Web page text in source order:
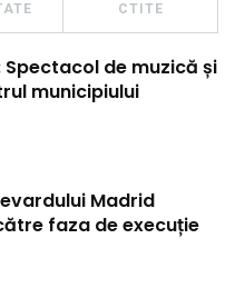
CTITE
Spectacol de muzică și
municipiului
Madrid
faza de execuție